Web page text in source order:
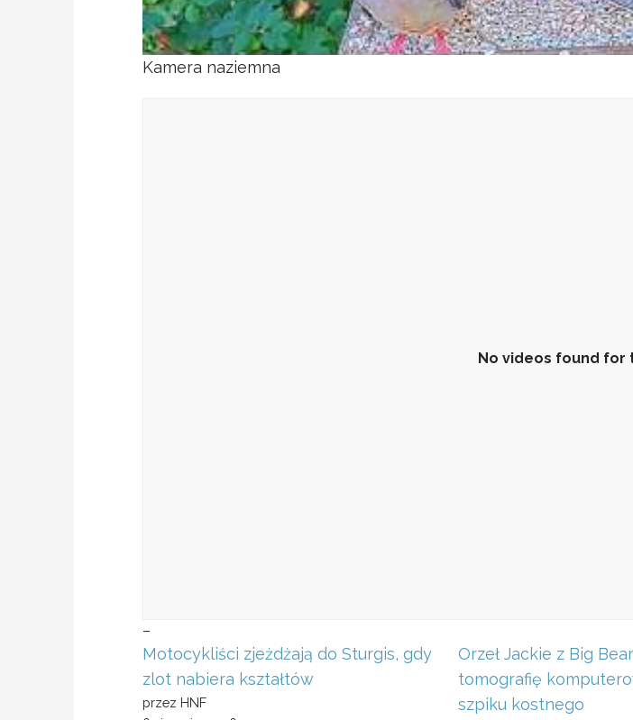
Kamera naziemna
No videos found for
–
Motocykliści zjeżdżają do Sturgis, gdy
zlot nabiera kształtów
przez HNF
Orzeł Jackie z Big
tomografię
szpiku kostnego